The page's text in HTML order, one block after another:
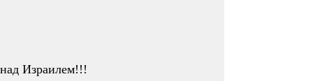
Израилем!!!